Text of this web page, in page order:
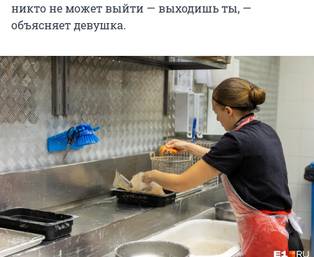
никто не может выйти — выходишь ты, —
объясняет девушка.